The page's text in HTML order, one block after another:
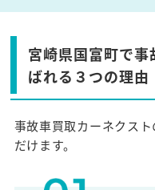
宮崎県国富町で
ばれる３つの理由
事故車買取カーネクス
だけます。